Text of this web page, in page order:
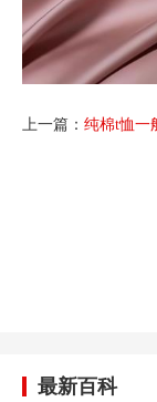
上一篇： 纯棉t恤一般
最新百科